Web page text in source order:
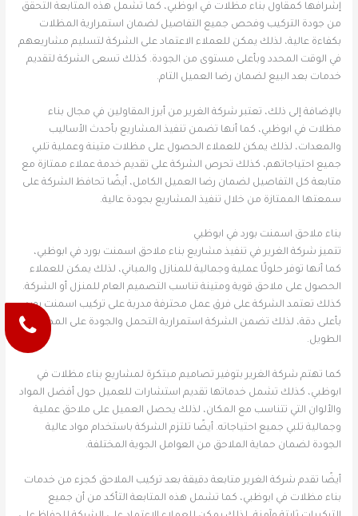
إشرافها كمقاول بناء مظلات في ابوظبي، كما تشمل هذه المتابعة التحقق
من جودة التركيب وفحص جميع التفاصيل لضمان استمرارية المظلات
بكفاءة عالية، لذلك يمكن للعملاء الاعتماد على الشركة لتسليم مشاريعهم
في الوقت المحدد وبأعلى مستوى من الجودة. كذلك تسعى الشركة لتقديم
خدمات بعد البيع لضمان رضا العميل التام.
بالإضافة إلى ذلك، تعتبر شركة الغرير من أبرز المقاولين في مجال بناء
مظلات في ابوظبي، كما أنها تضمن تنفيذ المشاريع بأحدث الأساليب
والمعدات، لذلك يمكن للعملاء الحصول على مظلات متينة وعملية تلبي
جميع احتياجاتهم، كذلك تحرص الشركة على تقديم خدمة عملاء ممتازة مع
متابعة كل التفاصيل لضمان رضا العميل الكامل، أيضًا تحافظ الشركة على
سمعتها الممتازة من خلال تنفيذ المشاريع بجودة عالية.
بناء ملاحق اسمنت بورد في ابوظبي
تتميز شركة الغرير في تنفيذ مشاريع بناء ملاحق اسمنت بورد في ابوظبي،
كما أنها توفر حلولًا عملية وجمالية للمنازل والمباني، لذلك يمكن للعملاء
الحصول على ملاحق قوية ومتينة تناسب التصميم العام للمنزل أو الشركة.
كذلك تعتمد الشركة على فرق عمل محترفة مدربة على تركيب اسمنت بورد
بأعلى دقة، لذلك تضمن الشركة استمرارية التحمل والجودة على المدى
الطويل.
كما تهتم شركة الغرير بتوفير تصاميم مبتكرة لمشاريع بناء مظلات في
ابوظبي، كذلك تشمل خدماتها تقديم استشارات للعميل حول أفضل المواد
والألوان التي تتناسب مع المكان، لذلك يحصل العميل على ملاحق عملية
وجمالية تلبي جميع احتياجاته. أيضًا تلتزم الشركة باستخدام مواد عالية
الجودة لضمان حماية الملاحق من العوامل الجوية المختلفة.
أيضًا تقدم شركة الغرير متابعة دقيقة بعد تركيب الملاحق كجزء من خدمات
بناء مظلات في ابوظبي، كما تشمل هذه المتابعة التأكد من أن جميع